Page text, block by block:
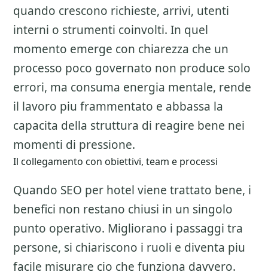
quando crescono richieste, arrivi, utenti
interni o strumenti coinvolti. In quel
momento emerge con chiarezza che un
processo poco governato non produce solo
errori, ma consuma energia mentale, rende
il lavoro piu frammentato e abbassa la
capacita della struttura di reagire bene nei
momenti di pressione.
Il collegamento con obiettivi, team e processi
Quando SEO per hotel viene trattato bene, i
benefici non restano chiusi in un singolo
punto operativo. Migliorano i passaggi tra
persone, si chiariscono i ruoli e diventa piu
facile misurare cio che funziona davvero.